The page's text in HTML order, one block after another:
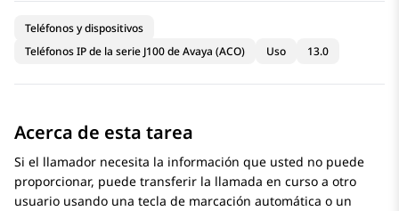
Teléfonos y dispositivos
Teléfonos IP de la serie J100 de Avaya (ACO)
Uso 13.0
Acerca de esta tarea
Si el llamador necesita la información que usted no puede
proporcionar, puede transferir la llamada en curso a otro
usuario usando una tecla de marcación automática o un